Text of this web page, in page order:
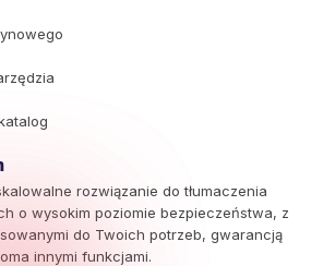
rozwiązanie do tłumaczenia
o wysokim poziomie bezpieczeństwa, z
do Twoich potrzeb, gwarancją
innymi funkcjami.